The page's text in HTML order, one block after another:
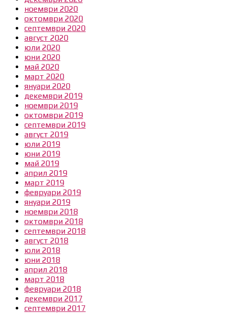
ноември 2020
октомври 2020
септември 2020
август 2020
юли 2020
юни 2020
май 2020
март 2020
януари 2020
декември 2019
ноември 2019
октомври 2019
септември 2019
август 2019
юли 2019
юни 2019
май 2019
април 2019
март 2019
февруари 2019
януари 2019
ноември 2018
октомври 2018
септември 2018
август 2018
юли 2018
юни 2018
април 2018
март 2018
февруари 2018
декември 2017
септември 2017